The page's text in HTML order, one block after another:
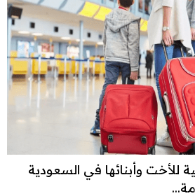
للأخت وأبنائها في السعودية